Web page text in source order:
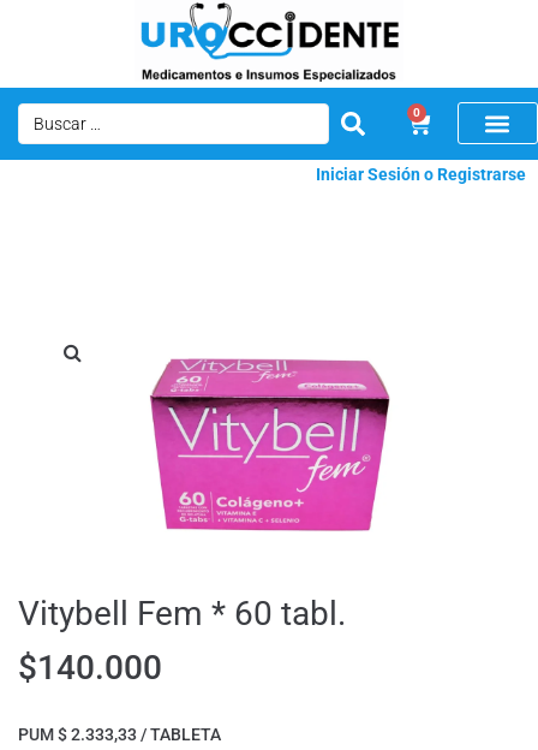
0
Iniciar Sesión o Registrarse
Vitybell Fem * 60 tabl.
$140.000
PUM $ 2.333,33 / TABLETA